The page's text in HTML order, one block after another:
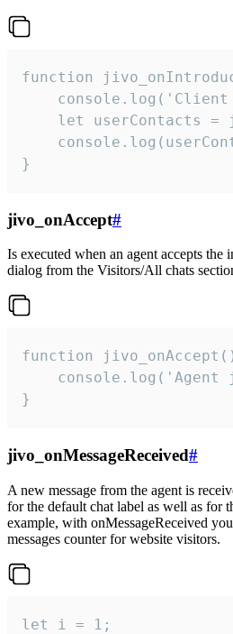
function
let userContacts =
}
jivo_onAccept#
Is executed when an agent accepts the
dialog from the Visitors/All chats
function
}
jivo_onMessageReceived#
A new message from the agent is
for the default chat label as well as for
example, with onMessageReceived
messages counter for website visitors.
let i = 1;